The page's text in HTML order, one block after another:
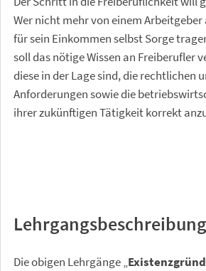
Wer nicht mehr von einem
für sein Einkommen selbst Sorge
soll das nötige Wissen an Freiberufler
diese in der Lage sind, die rechtlichen
Anforderungen sowie die
ihrer zukünftigen Tätigkeit korrekt
Lehrgangsbeschreibung
Die obigen Lehrgänge „